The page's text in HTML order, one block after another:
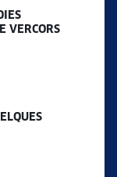
VERCORS